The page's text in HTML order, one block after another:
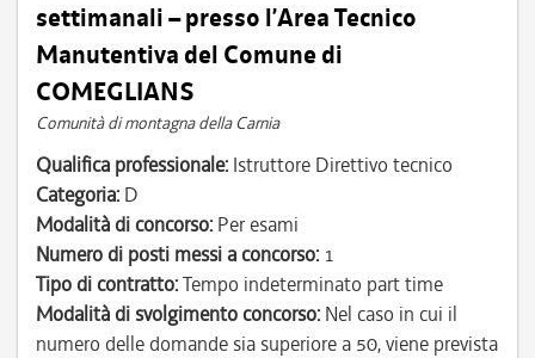
settimanali – presso l’Area Tecnico
Manutentiva del Comune di
COMEGLIANS
Comunità di montagna della Carnia
Qualifica professionale: Istruttore Direttivo tecnico
Categoria: D
Modalità di concorso: Per esami
Numero di posti messi a concorso: 1
Tipo di contratto:Tempo indeterminato part time
Modalità di svolgimento concorso: Nel caso in cui il
numero delle domande sia superiore a 50, viene prevista